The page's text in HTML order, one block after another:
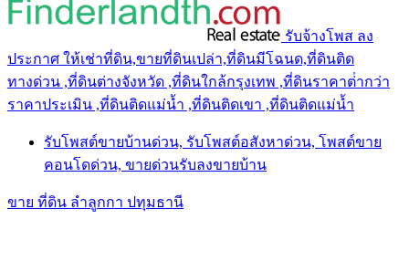
รับจ้างโพส ลง
ประกาศ ให้เช่าที่ดิน,ขายที่ดินเปล่า,ที่ดินมีโฉนด,ที่ดินติด
ทางด่วน ,ที่ดินต่างจังหวัด ,ที่ดินใกล้กรุงเทพ ,ที่ดินราคาต่ํากว่า
ราคาประเมิน ,ที่ดินติดแม่น้ำ ,ที่ดินติดเขา ,ที่ดินติดแม่น้ำ
รับโพสต์ขายบ้านด่วน, รับโพสต์อสังหาด่วน, โพสต์ขาย
คอนโดด่วน, ขายด่วนรับลงขายบ้าน
ขาย ที่ดิน ลำลูกกา ปทุมธานี